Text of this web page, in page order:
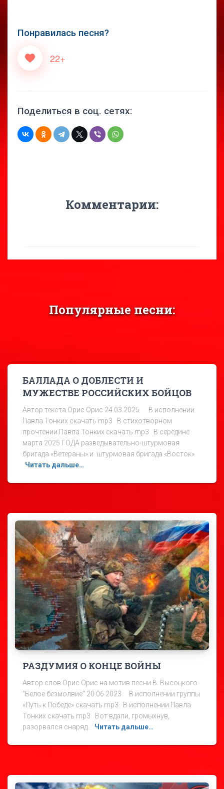
Понравилась песня?
22+
Поделиться в соц. сетях:
Комментарии:
Популярные песни:
БАЛЛАДА О ДОБЛЕСТИ И
МУЖЕСТВЕ РОССИЙСКИХ БОЙЦОВ
Автор текста Орис Орис 24.03.2025 В исполнении
Павла Тонких скачать mp3 В стихотворном
прочтении Павла Тонких скачать mp3 В середине
марта 2025 ГОДА разведывательно-штурмовая
бригада «Ветераны» и штурмовая бригада «Восток»
Читать дальше…
РАЗДУМИЯ О КОНЦЕ ВОЙНЫ
Автор слов Орис Орис на мотив песни В. Высоцкого
"Белое безмолвие" 20.06.2023 В исполнении группы
«Путь к Победе» скачать mp3 В исполнении Павла
Тонких скачать mp3 Вот вдали, громыхнув,
разорвался снаряд… Читать дальше…